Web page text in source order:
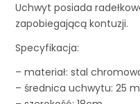
Uchwyt posiada
zapobiegającą kontuzji.
Specyfikacja:
– materiał: stal
– średnica uchwytu: 25